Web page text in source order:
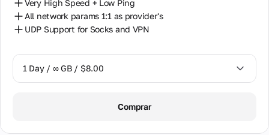
Very High Speed + Low Ping
All network params 1:1 as provider's
UDP Support for Socks and VPN
1 Day / ∞ GB / $8.00
Comprar